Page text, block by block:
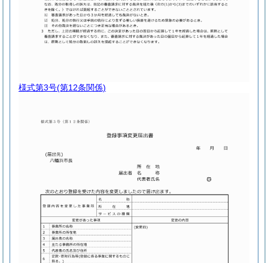
様式第3号(第12条関係)